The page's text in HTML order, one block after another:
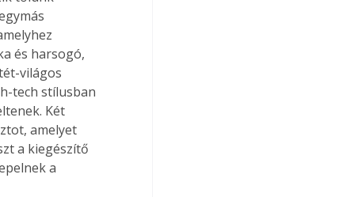
és harsogó,
világos
tech stílusban
Két
amelyet
a kiegészítő
a